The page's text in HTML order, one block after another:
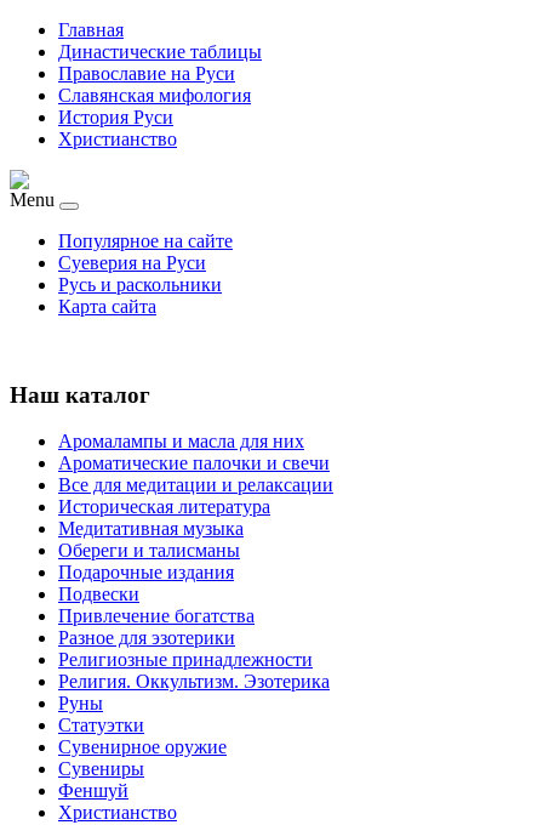
Главная
Династические таблицы
Православие на Руси
Славянская мифология
История Руси
Христианство
Menu
Популярное на сайте
Суеверия на Руси
Русь и раскольники
Карта сайта
Наш каталог
Аромалампы и масла для них
Ароматические палочки и свечи
Все для медитации и релаксации
Историческая литература
Медитативная музыка
Обереги и талисманы
Подарочные издания
Подвески
Привлечение богатства
Разное для эзотерики
Религиозные принадлежности
Религия. Оккультизм. Эзотерика
Руны
Статуэтки
Сувенирное оружие
Сувениры
Феншуй
Христианство